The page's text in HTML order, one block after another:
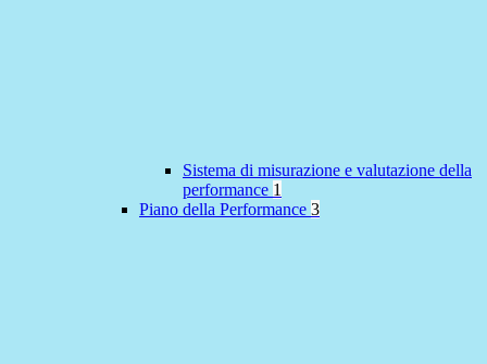
Sistema di misurazione e valutazione della
performance 1
Piano della Performance 3